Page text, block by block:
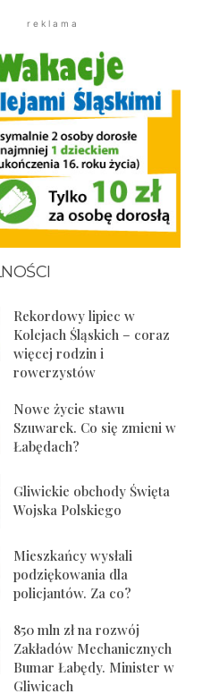
r e k l a m a
Rekordowy lipiec w
Kolejach Śląskich – coraz
więcej rodzin i
rowerzystów
Nowe życie stawu
Szuwarek. Co się zmieni w
Łabędach?
Gliwickie obchody Święta
Wojska Polskiego
Mieszkańcy wysłali
podziękowania dla
policjantów. Za co?
850 mln zł na rozwój
Zakładów Mechanicznych
Bumar Łabędy. Minister w
Gliwicach